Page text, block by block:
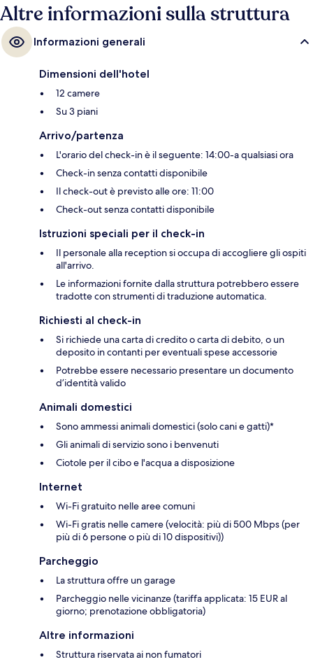
Altre informazioni sulla struttura
Informazioni generali
Dimensioni dell'hotel
12 camere
Su 3 piani
Arrivo/partenza
L'orario del check-in è il seguente: 14:00-a qualsiasi ora
Check-in senza contatti disponibile
Il check-out è previsto alle ore: 11:00
Check-out senza contatti disponibile
Istruzioni speciali per il check-in
Il personale alla reception si occupa di accogliere gli ospiti
all'arrivo.
Le informazioni fornite dalla struttura potrebbero essere
tradotte con strumenti di traduzione automatica.
Richiesti al check-in
Si richiede una carta di credito o carta di debito, o un
deposito in contanti per eventuali spese accessorie
Potrebbe essere necessario presentare un documento
d’identità valido
Animali domestici
Sono ammessi animali domestici (solo cani e gatti)*
Gli animali di servizio sono i benvenuti
Ciotole per il cibo e l'acqua a disposizione
Internet
Wi-Fi gratuito nelle aree comuni
Wi-Fi gratis nelle camere (velocità: più di 500 Mbps (per
più di 6 persone o più di 10 dispositivi))
Parcheggio
La struttura offre un garage
Parcheggio nelle vicinanze (tariffa applicata: 15 EUR al
giorno; prenotazione obbligatoria)
Altre informazioni
Struttura riservata ai non fumatori